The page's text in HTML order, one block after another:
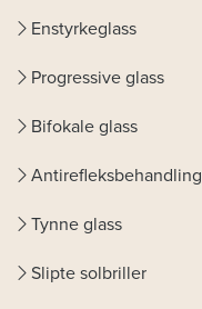
Enstyrkeglass
Progressive glass
Bifokale glass
Antirefleksbehandling
Tynne glass
Slipte solbriller